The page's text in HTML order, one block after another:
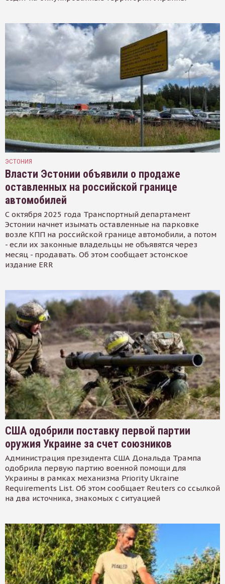
ЭСТОНИЯ
Власти Эстонии объявили о продаже
оставленных на российской границе
автомобилей
С октября 2025 года Транспортный департамент
Эстонии начнет изымать оставленные на парковке
возле КПП на российской границе автомобили, а потом
- если их законные владельцы не объявятся через
месяц - продавать. Об этом сообщает эстонское
издание ERR
США одобрили поставку первой партии
оружия Украине за счет союзников
Администрация президента США Дональда Трампа
одобрила первую партию военной помощи для
Украины в рамках механизма Priority Ukraine
Requirements List. Об этом сообщает Reuters со ссылкой
на два источника, знакомых с ситуацией